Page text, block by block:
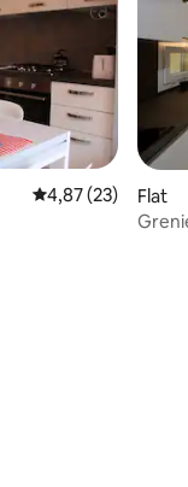
recensies
Gemiddelde
4,87 (23)
Flat